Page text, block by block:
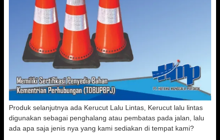
Produk selanjutnya ada Kerucut Lalu Lintas, Kerucut lalu lintas
digunakan sebagai penghalang atau pembatas pada jalan, lalu
ada apa saja jenis nya yang kami sediakan di tempat kami?